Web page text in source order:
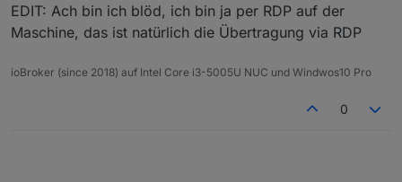
EDIT: Ach bin ich blöd, ich bin ja per RDP auf der
Maschine, das ist natürlich die Übertragung via RDP
ioBroker (since 2018) auf Intel Core i3-5005U NUC und Windwos10 Pro
0